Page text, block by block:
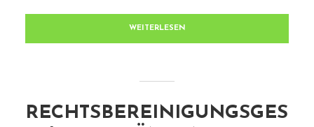
WEITERLESEN
RECHTSBEREINIGUNGSGES